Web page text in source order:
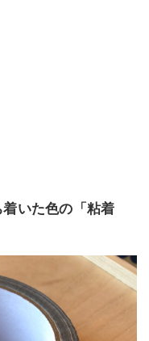
着いた色の「粘着